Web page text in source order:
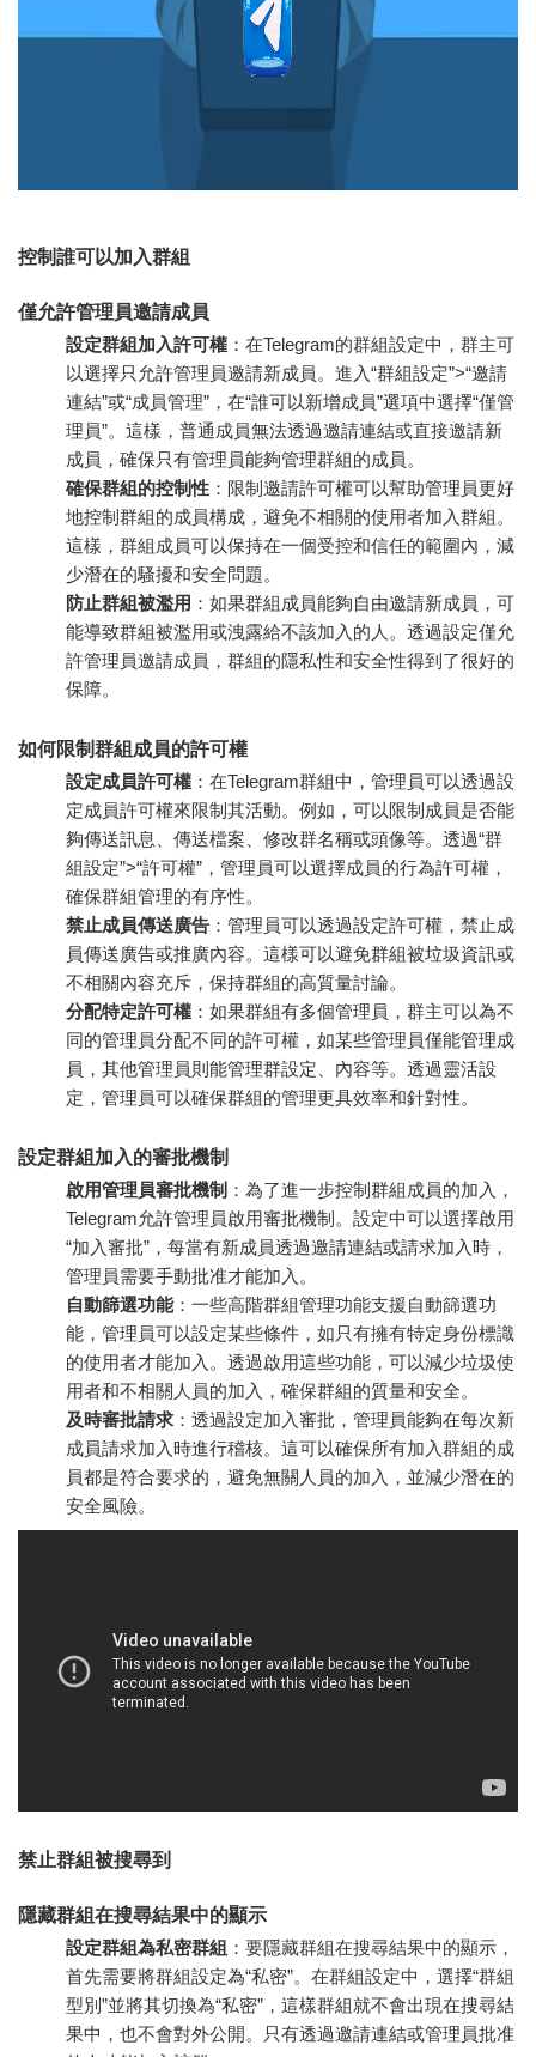
控制誰可以加入群組
僅允許管理員邀請成員
設定群組加入許可權 ：在Telegram的群組設定中，群主可
以選擇只允許管理員邀請新成員。進入“群組設定”>“邀請
連結”或“成員管理”，在“誰可以新增成員”選項中選擇“僅管
理員”。這樣，普通成員無法透過邀請連結或直接邀請新
成員，確保只有管理員能夠管理群組的成員。
確保群組的控制性 ：限制邀請許可權可以幫助管理員更好
地控制群組的成員構成，避免不相關的使用者加入群組。
這樣，群組成員可以保持在一個受控和信任的範圍內，減
少潛在的騷擾和安全問題。
防止群組被濫用 ：如果群組成員能夠自由邀請新成員，可
能導致群組被濫用或洩露給不該加入的人。透過設定僅允
許管理員邀請成員，群組的隱私性和安全性得到了很好的
保障。
如何限制群組成員的許可權
設定成員許可權 ：在Telegram群組中，管理員可以透過設
定成員許可權來限制其活動。例如，可以限制成員是否能
夠傳送訊息、傳送檔案、修改群名稱或頭像等。透過“群
組設定”>“許可權”，管理員可以選擇成員的行為許可權，
確保群組管理的有序性。
禁止成員傳送廣告 ：管理員可以透過設定許可權，禁止成
員傳送廣告或推廣內容。這樣可以避免群組被垃圾資訊或
不相關內容充斥，保持群組的高質量討論。
分配特定許可權 ：如果群組有多個管理員，群主可以為不
同的管理員分配不同的許可權，如某些管理員僅能管理成
員，其他管理員則能管理群設定、內容等。透過靈活設
定，管理員可以確保群組的管理更具效率和針對性。
設定群組加入的審批機制
啟用管理員審批機制 ：為了進一步控制群組成員的加入，
Telegram允許管理員啟用審批機制。設定中可以選擇啟用
“加入審批”，每當有新成員透過邀請連結或請求加入時，
管理員需要手動批准才能加入。
自動篩選功能：一些高階群組管理功能支援自動篩選功
能，管理員可以設定某些條件，如只有擁有特定身份標識
的使用者才能加入。透過啟用這些功能，可以減少垃圾使
用者和不相關人員的加入，確保群組的質量和安全。
及時審批請求 ：透過設定加入審批，管理員能夠在每次新
成員請求加入時進行稽核。這可以確保所有加入群組的成
員都是符合要求的，避免無關人員的加入，並減少潛在的
安全風險。
禁止群組被搜尋到
隱藏群組在搜尋結果中的顯示
設定群組為私密群組 ：要隱藏群組在搜尋結果中的顯示，
首先需要將群組設定為“私密”。在群組設定中，選擇“群組
型別”並將其切換為“私密”，這樣群組就不會出現在搜尋結
果中，也不會對外公開。只有透過邀請連結或管理員批准